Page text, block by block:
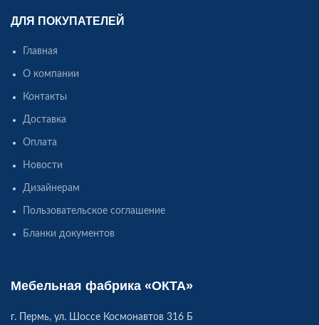
ДЛЯ ПОКУПАТЕЛЕЙ
Главная
О компании
Контакты
Доставка
Оплата
Новости
Дизайнерам
Пользовательское соглашение
Бланки документов
Мебельная фабрика «ОКТА»
г. Пермь, ул. Шоссе Космонавтов 316 Б